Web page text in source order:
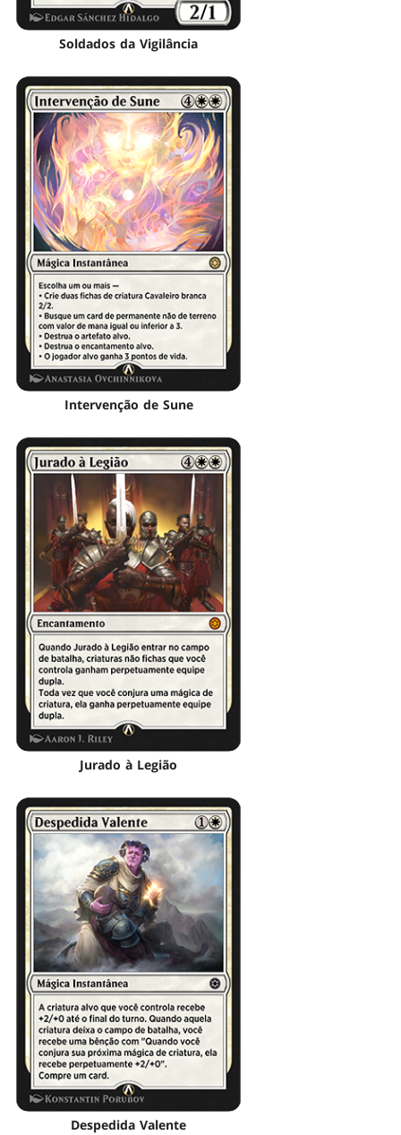
Soldados da Vigilância
Intervenção de Sune
Jurado à Legião
Despedida Valente